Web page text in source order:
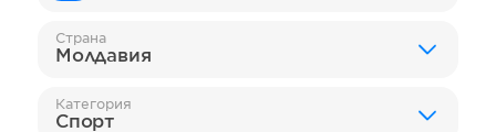
Страна
Молдавия
Категория
Спорт